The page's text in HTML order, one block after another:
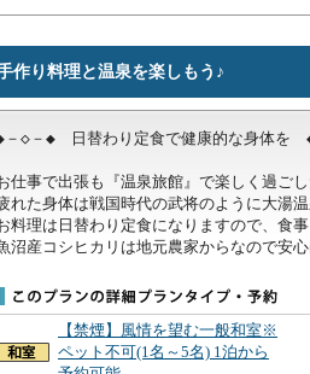
作り料理と温泉を楽しもう♪
－◇－◆　日替わり定食で健康的な身体を
仕事で出張も『温泉旅館』で楽しく過ごし
れた身体は戦国時代の武将のように大湯
料理は日替わり定食になりますので、食
沼産コシヒカリは地元農家からなので安
【禁煙】風情を望む一般和室※
ペット不可(1名～5名) 1泊から